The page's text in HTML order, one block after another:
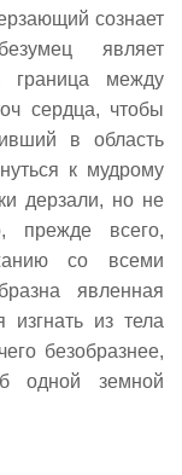
сознает
являет
граница между
сердца, чтобы
в область
к мудрому
дерзали, но не
прежде всего,
со всеми
явленная
изгнать из тела
безобразнее,
одной земной